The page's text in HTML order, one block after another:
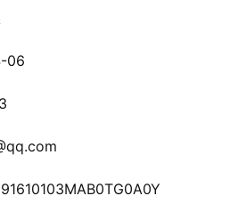
06
91610103MAB0TG0A0Y